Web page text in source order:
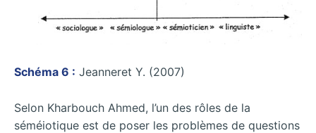
Schéma 6 : Jeanneret Y. (2007)
Selon Kharbouch Ahmed, l’un des rôles de la
séméiotique est de poser les problèmes de questions